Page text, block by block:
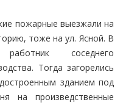
пожарные выезжали на
тоже на ул. Ясной. В
соседнего
Тогда загорелись
зданием под
на произведственные